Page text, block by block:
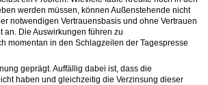
werden müssen, können Außenstehende nicht
notwendigen Vertrauensbasis und ohne Vertrauen
an. Die Auswirkungen führen zu
momentan in den Schlagzeilen der Tagespresse
geprägt. Auffällig dabei ist, dass die
haben und gleichzeitig die Verzinsung dieser